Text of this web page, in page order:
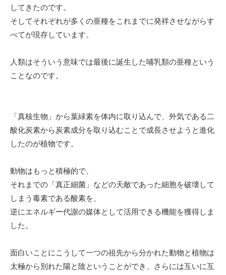
してきたのです。
そしてそれぞれが多くの亜種をこれまでに発祥させながらす
べてが現存しています。
人類はそういう意味では最後に誕生した哺乳類の亜種という
ことなのです。
「真核生物」から葉緑素を体内に取り込んで、外気である二
酸化炭素から炭素成分を取り込むことで成長させようと進化
したのが植物です。
動物はもっと積極的で、
それまでの「真正細菌」などの天敵であった細胞を破壊して
しまう毒素である酸素を、
逆にエネルギー代謝の媒体として活用できる機能を獲得しま
した。
面白いことにこうして一つの祖先から分かれた動物と植物は
太極から別れた陽と陰ということができ、さらには互いに互